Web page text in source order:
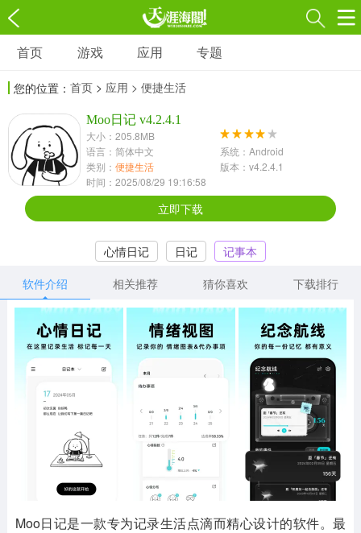
游戏
3697款应用
1597款应用
休闲益智
13387款应用
2196款应用
冒险解谜
418款应用
音乐舞蹈
269款应用
2716款应用
515款应用
其他
515款应用
MOD游戏
1056款应用
首页 游戏 应用 专题
您的位置： 首页 > 应用 > 便捷生活
Moo日记 v4.2.4.1
大小：205.8MB
语言：简体中文
系统：Android
类别： 便捷生活
版本：v4.2.4.1
时间：2025/08/29 19:16:58
立即下载
心情日记 日记
记事本
软件介绍
相关推荐 猜你喜欢 下载排行
Moo日记是一款专为记录生活点滴而精心设计的软件。最